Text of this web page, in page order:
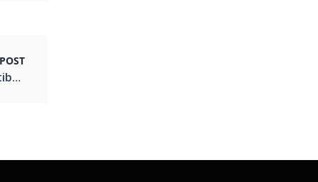
Entre memória, inovação e identidade: a Curitiba que se reinventa